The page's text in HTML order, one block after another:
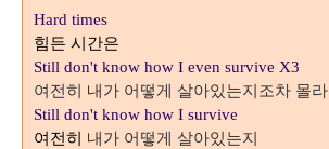
Hard times
힘든 시간은
Still don't know how I even survive X3
여전히 내가 어떻게 살아있는지조차 몰라
Still don't know how I survive
여전히 내가 어떻게 살아있는지